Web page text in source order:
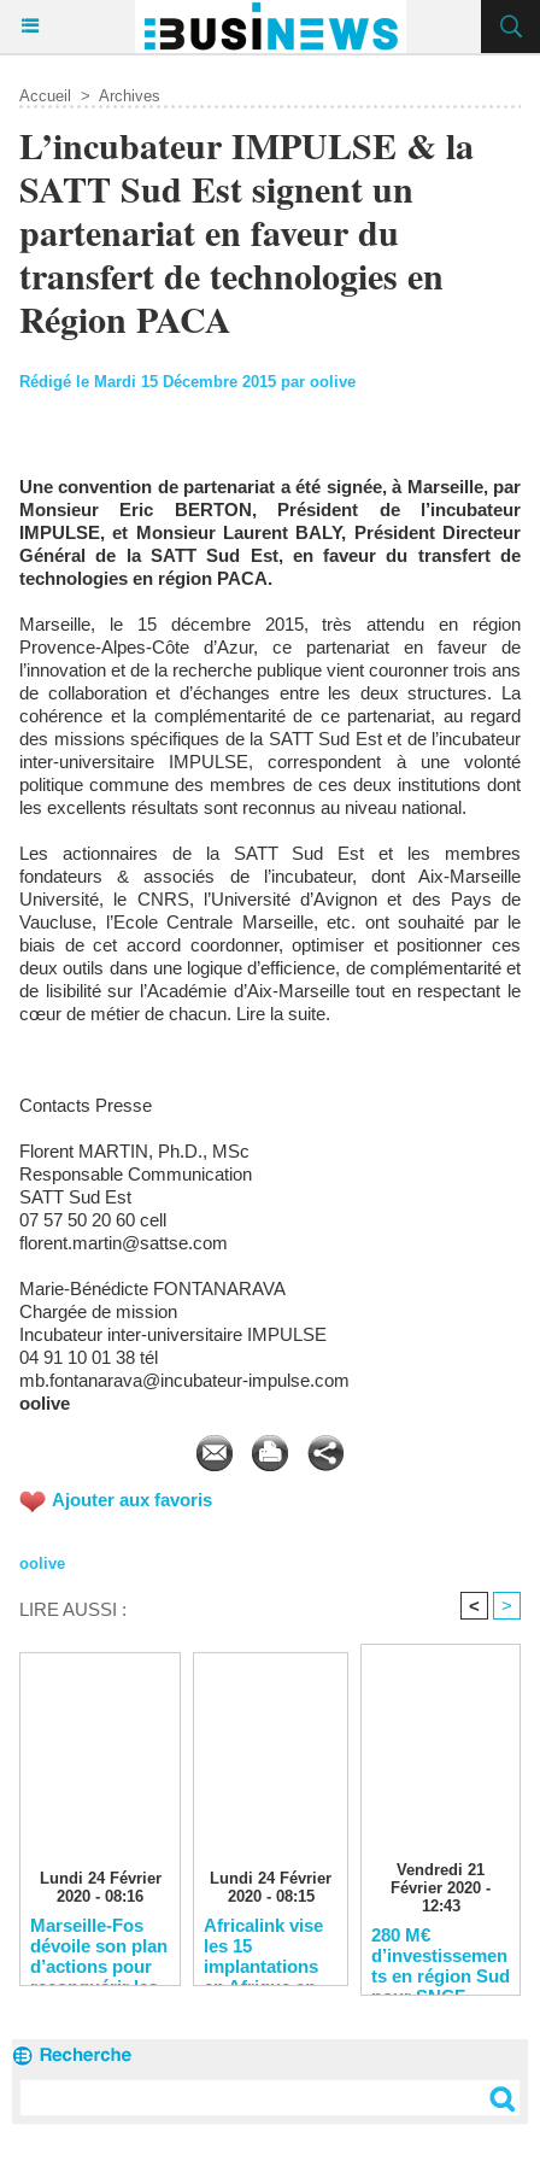
Accueil > Archives
L’incubateur IMPULSE & la
SATT Sud Est signent un
partenariat en faveur du
transfert de technologies en
Région PACA
Rédigé le Mardi 15 Décembre 2015 par oolive
Une convention de partenariat a été signée, à Marseille, par
Monsieur Eric BERTON, Président de l’incubateur
IMPULSE, et Monsieur Laurent BALY, Président Directeur
Général de la SATT Sud Est, en faveur du transfert de
technologies en région PACA.
Marseille, le 15 décembre 2015, très attendu en région
Provence-Alpes-Côte d’Azur, ce partenariat en faveur de
l’innovation et de la recherche publique vient couronner trois ans
de collaboration et d’échanges entre les deux structures. La
cohérence et la complémentarité de ce partenariat, au regard
des missions spécifiques de la SATT Sud Est et de l’incubateur
inter-universitaire IMPULSE, correspondent à une volonté
politique commune des membres de ces deux institutions dont
les excellents résultats sont reconnus au niveau national.
Les actionnaires de la SATT Sud Est et les membres
fondateurs & associés de l’incubateur, dont Aix-Marseille
Université, le CNRS, l’Université d’Avignon et des Pays de
Vaucluse, l’Ecole Centrale Marseille, etc. ont souhaité par le
biais de cet accord coordonner, optimiser et positionner ces
deux outils dans une logique d’efficience, de complémentarité et
de lisibilité sur l’Académie d’Aix-Marseille tout en respectant le
cœur de métier de chacun. Lire la suite.
Contacts Presse
Florent MARTIN, Ph.D., MSc
Responsable Communication
SATT Sud Est
07 57 50 20 60 cell
florent.martin@sattse.com
Marie-Bénédicte FONTANARAVA
Chargée de mission
Incubateur inter-universitaire IMPULSE
04 91 10 01 38 tél
mb.fontanarava@incubateur-impulse.com
oolive
Ajouter aux favoris
oolive
LIRE AUSSI : < >
Lundi 24 Février
2020 - 08:16
Marseille-Fos
dévoile son plan
d’actions pour
reconquérir les
Lundi 24 Février
2020 - 08:15
Africalink vise
les 15
implantations
en Afrique en
Vendredi 21
Février 2020 -
12:43
280 M€
d’investissemen
ts en région Sud
pour SNCF